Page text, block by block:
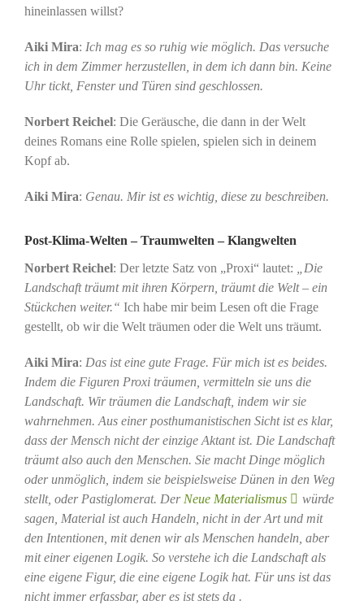
hineinlassen willst?
Aiki Mira: Ich mag es so ruhig wie möglich. Das versuche
ich in dem Zimmer herzustellen, in dem ich dann bin. Keine
Uhr tickt, Fenster und Türen sind geschlossen.
Norbert Reichel: Die Geräusche, die dann in der Welt
deines Romans eine Rolle spielen, spielen sich in deinem
Kopf ab.
Aiki Mira: Genau. Mir ist es wichtig, diese zu beschreiben.
Post-Klima-Welten – Traumwelten – Klangwelten
Norbert Reichel: Der letzte Satz von „Proxi“ lautet:
„Die
Landschaft träumt mit ihren Körpern, träumt die Welt – ein
Stückchen weiter.“ Ich habe mir beim Lesen oft die Frage
gestellt, ob wir die Welt träumen oder die Welt uns träumt.
Aiki Mira: Das ist eine gute Frage. Für mich ist es beides.
Indem die Figuren Proxi träumen, vermitteln sie uns die
Landschaft. Wir träumen die Landschaft, indem wir sie
wahrnehmen. Aus einer posthumanistischen Sicht ist es klar,
dass der Mensch nicht der einzige Aktant ist. Die Landschaft
träumt also auch den Menschen. Sie macht Dinge möglich
oder unmöglich, indem sie beispielsweise Dünen in den Weg
stellt, oder Pastiglomerat. Der Neue Materialismus
würde
sagen, Material ist auch Handeln, nicht in der Art und mit
den Intentionen, mit denen wir als Menschen handeln, aber
mit einer eigenen Logik. So verstehe ich die Landschaft als
eine eigene Figur, die eine eigene Logik hat. Für uns ist das
nicht immer erfassbar, aber es ist stets da .